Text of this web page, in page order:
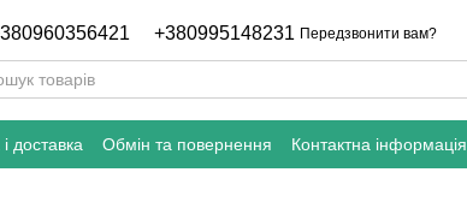
+380995148231 Передзвонити вам?
доставка Обмін та повернення Контактна інформація
Блог